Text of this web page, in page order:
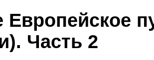
Европейское
Часть 2